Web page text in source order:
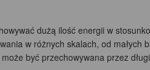
dużą ilość energii w
w różnych skalach, od małych
być przechowywana przez